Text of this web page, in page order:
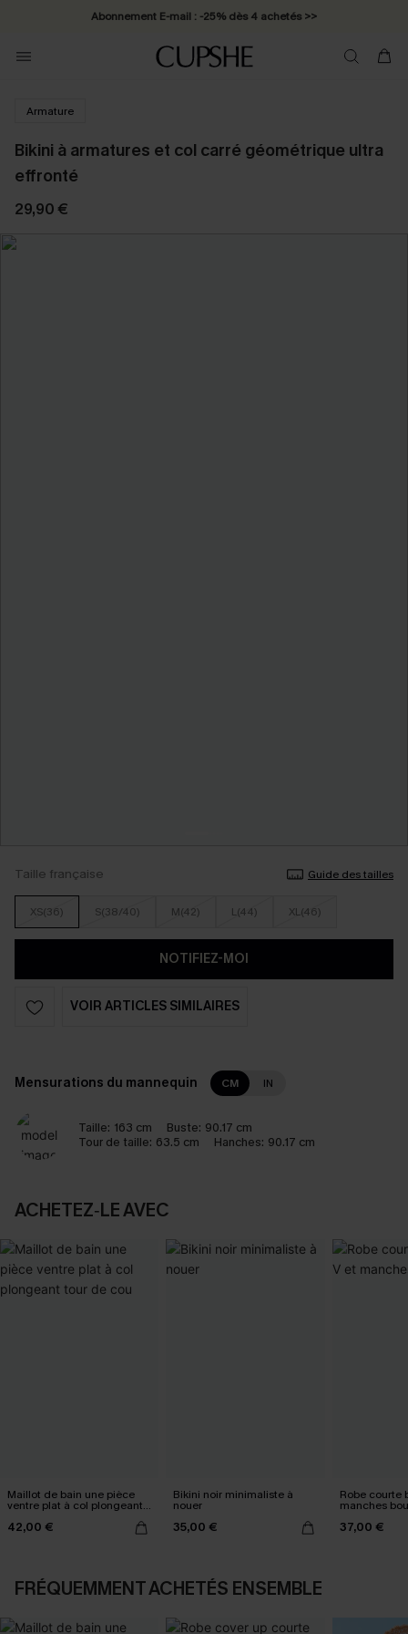
Abonnement E-mail : -25% dès 4 achetés >>
Armature
Bikini à armatures et col carré géométrique ultra
effronté
29,90 €
Taille française Guide des tailles
XS(36) S(38/40) M(42) L(44) XL(46)
NOTIFIEZ-MOI
VOIR ARTICLES SIMILAIRES
Mensurations du mannequin CM IN
Taille: 163 cm Buste: 90.17 cm
Tour de taille: 63.5 cm Hanches: 90.17 cm
ACHETEZ‑LE AVEC
Maillot de bain une pièce
ventre plat à col plongeant
tour de cou
42,00 €
Bikini noir minimaliste à
nouer
35,00 €
Robe courte
manches
37,00 €
FRÉQUEMMENT ACHETÉS ENSEMBLE